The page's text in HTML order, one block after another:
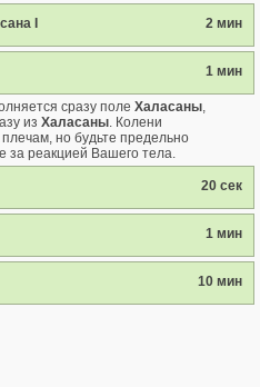
I 2 мин
1 мин
сразу поле Халасаны,
из Халасаны. Колени
но будьте предельно
за реакцией Вашего тела.
20 сек
1 мин
10 мин